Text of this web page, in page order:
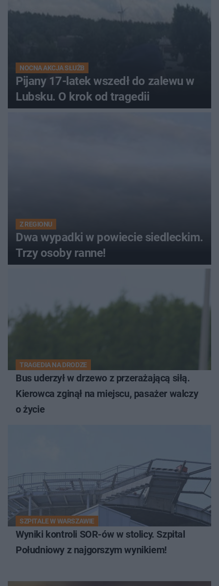
NOCNA AKCJA SŁUŻB
Pijany 17-latek wszedł do zalewu w
Lubsku. O krok od tragedii
Z REGIONU
Dwa wypadki w powiecie siedleckim.
Trzy osoby ranne!
TRAGEDIA NA DRODZE
Bus uderzył w drzewo z przerażającą siłą.
Kierowca zginął na miejscu, pasażer walczy
o życie
SZPITALE W WARSZAWIE
Wyniki kontroli SOR-ów w stolicy. Szpital
Południowy z najgorszym wynikiem!